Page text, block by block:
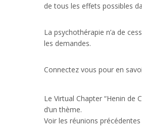
de tous les effets possibles
La psychothérapie n’a de
les demandes.
Connectez vous pour en
Le Virtual Chapter “Henin de
d’un thème.
Voir les réunions précédentes